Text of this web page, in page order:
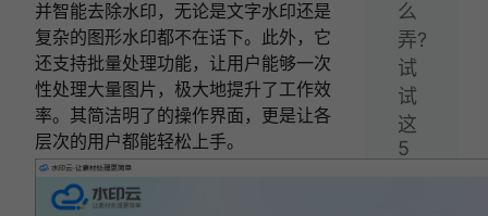
并智能去除水印，无论是文字水印还是
复杂的图形水印都不在话下。此外，它
还支持批量处理功能，让用户能够一次
性处理大量图片，极大地提升了工作效
率。其简洁明了的操作界面，更是让各
层次的用户都能轻松上手。
么
弄?
试
试
这
5